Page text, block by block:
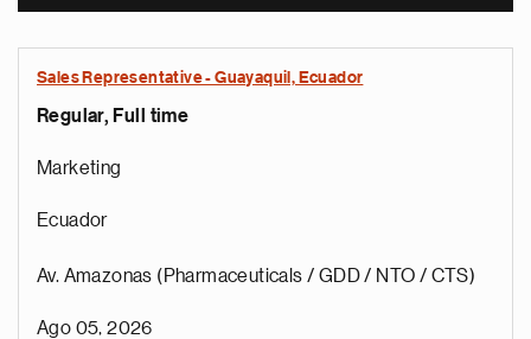
Sales Representative - Guayaquil, Ecuador
Regular, Full time
Marketing
Ecuador
Av. Amazonas (Pharmaceuticals / GDD / NTO / CTS)
Ago 05, 2026